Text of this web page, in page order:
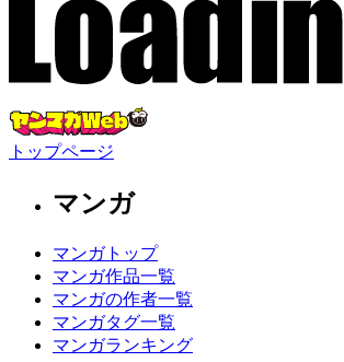
トップページ
マンガ
マンガトップ
マンガ作品一覧
マンガの作者一覧
マンガタグ一覧
マンガランキング